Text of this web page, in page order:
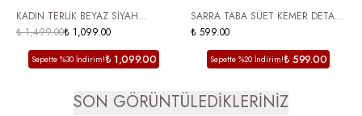
ÜCRETSİZ KARGO
KADIN TERLİK BEYAZ SİYAH
PUANTİYELİ FİYONK DETAYLI SİVRİ
BURUN ŞIK TERLİK MONROE
₺ 1,499.00₺ 1,099.00
Sepette %30 İndirim!₺ 1,099.00
ÜCRETSİZ KARGO
SARRA TABA SÜET KEMER DETAYLI
DÜZ TABAN KADIN TERLİK
₺ 599.00
Sepette %20 İndirim!₺ 599.00
SON GÖRÜNTÜLEDİKLERİNİZ